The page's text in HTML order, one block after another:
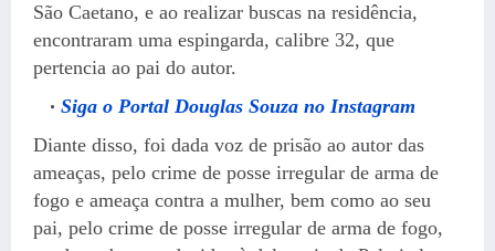
São Caetano, e ao realizar buscas na residência,
encontraram uma espingarda, calibre 32, que
pertencia ao pai do autor.
Siga o Portal Douglas Souza no Instagram
Diante disso, foi dada voz de prisão ao autor das
ameaças, pelo crime de posse irregular de arma de
fogo e ameaça contra a mulher, bem como ao seu
pai, pelo crime de posse irregular de arma de fogo,